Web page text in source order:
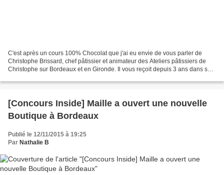
C'est après un cours 100% Chocolat que j'ai eu envie de vous parler de
Christophe Brissard, chef pâtissier et animateur des Ateliers pâtissiers de
Christophe sur Bordeaux et en Gironde. Il vous reçoit depuis 3 ans dans sa
[Concours Inside] Maille a ouvert une nouvelle
Boutique à Bordeaux
Publié le 12/11/2015 à 19:25
Par Nathalie B